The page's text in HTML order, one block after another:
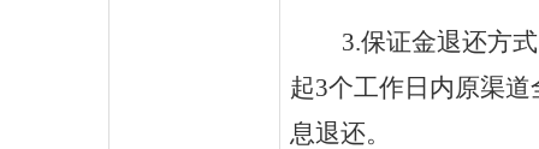
3.保证金退还方
起3个工作日内原渠
息退还。